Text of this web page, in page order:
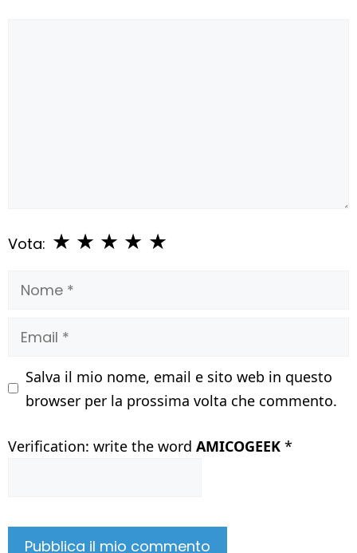
Vota: ★
★
★
★
★
Nome
Email
Salva il mio nome, email e sito web in questo
browser per la prossima volta che commento.
Verification: write the word AMICOGEEK *